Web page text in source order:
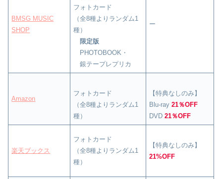
BMSG MUSIC
SHOP
フォトカード
（全8種よりランダム1
種）
限定版
PHOTOBOOK・
銀テープレプリカ
ー
Amazon
フォトカード
（全8種よりランダム1
種）
【特典なしのみ】
Blu-ray21％OFF
DVD21％OFF
楽天ブックス
フォトカード
（全8種よりランダム1
種）
【特典なしのみ】
21%OFF